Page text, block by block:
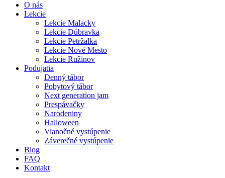
O nás
Lekcie
Lekcie Malacky
Lekcie Dúbravka
Lekcie Petržalka
Lekcie Nové Mesto
Lekcie Ružinov
Podujatia
Denný tábor
Pobytový tábor
Next generation jam
Prespávačky
Narodeniny
Halloween
Vianočné vystúpenie
Záverečné vystúpenie
Blog
FAQ
Kontakt